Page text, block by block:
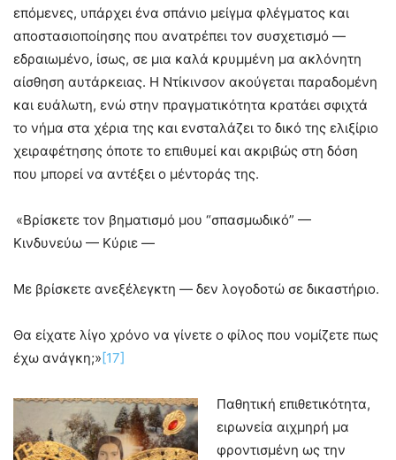
επόμενες, υπάρχει ένα σπάνιο μείγμα φλέγματος και
αποστασιοποίησης που ανατρέπει τον συσχετισμό —
εδραιωμένο, ίσως, σε μια καλά κρυμμένη μα ακλόνητη
αίσθηση αυτάρκειας. Η Ντίκινσον ακούγεται παραδομένη
και ευάλωτη, ενώ στην πραγματικότητα κρατάει σφιχτά
το νήμα στα χέρια της και ενσταλάζει το δικό της ελιξίριο
χειραφέτησης όποτε το επιθυμεί και ακριβώς στη δόση
που μπορεί να αντέξει ο μέντοράς της.
«Βρίσκετε τον βηματισμό μου “σπασμωδικό” —
Κινδυνεύω — Κύριε —
Με βρίσκετε ανεξέλεγκτη — δεν λογοδοτώ σε δικαστήριο.
Θα είχατε λίγο χρόνο να γίνετε ο φίλος που νομίζετε πως
έχω ανάγκη;» [17]
Παθητική επιθετικότητα,
ειρωνεία αιχμηρή μα
φροντισμένη ως την